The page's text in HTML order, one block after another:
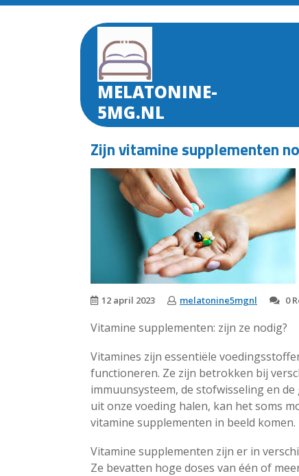
Skip
MELATONINE-
5MG.NL
Zijn vitamine supplementen
12 april 2023 melatonine5mgnl 0
Vitamine supplementen: zijn ze nodig?
Vitamines zijn essentiële
functioneren. Ze zijn betrokken bij
immuunsysteem, de stofwisseling en
uit onze voeding halen, kan het soms
vitamine supplementen in beeld komen.
Vitamine supplementen zijn er in
Ze bevatten hoge doses van één of